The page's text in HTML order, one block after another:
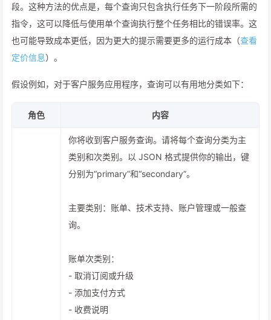
段。这种方法的优点是，每个查询只包含执行任务下一阶段所需的
指令，这可以降低与使用单个查询执行整个任务相比的错误率。这
也可能导致成本更低，因为更大的提示需要更多的运行成本（查看
定价信息）。
假设例如，对于客户服务应用程序，查询可以有用地分类如下：
角色 内容
你将收到客户服务查询。请将每个查询分类为主
类别和次类别。以 JSON 格式提供你的输出，键
分别为“primary”和“secondary”。
主要类别：账单、技术支持、账户管理或一般查
询。
账单次类别：
- 取消订阅或升级
- 添加支付方式
- 收费说明